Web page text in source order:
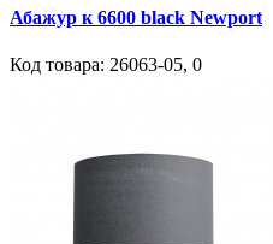
Абажур к 6600 black Newport
Код товара: 26063-05, 0